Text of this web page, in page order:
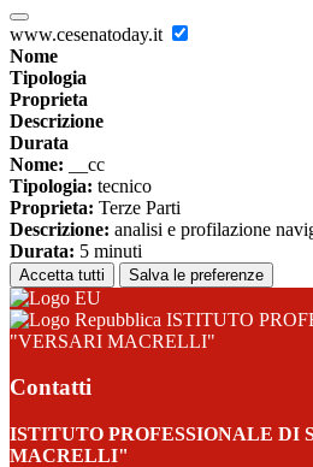
www.cesenatoday.it
Nome
Tipologia
Proprieta
Descrizione
Durata
Nome: __cc
Tipologia: tecnico
Proprieta: Terze Parti
Descrizione: analisi e profilazione
Durata: 5 minuti
Accetta tutti Salva le preferenze
ISTITUTO
"VERSARI MACRELLI"
Contatti
ISTITUTO PROFESSIONALE DI
MACRELLI"